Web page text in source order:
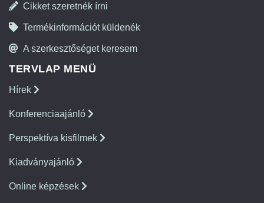
Cikket szeretnék írni
Termékinformációt küldenék
A szerkesztőséget keresem
TERVLAP MENÜ
Hírek
Konferenciaajánló
Perspektíva kisfilmek
Kiadványajánló
Online képzések